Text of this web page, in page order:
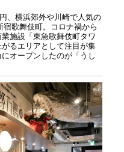
、横浜郊外や川崎で人気の
歌舞伎町。コロナ禍から
施設「東急歌舞伎町タワ
るエリアとして注目が集
オープンしたのが「うし